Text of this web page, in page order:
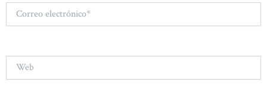
Correo
electrónico*
Web